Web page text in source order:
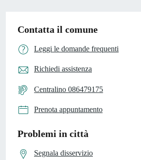
Contatta il comune
Leggi le domande frequenti
Richiedi assistenza
Centralino 086479175
Prenota appuntamento
Problemi in città
Segnala disservizio